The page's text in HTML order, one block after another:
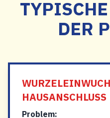
DER
HAUSANSCHLUSS
Problem: